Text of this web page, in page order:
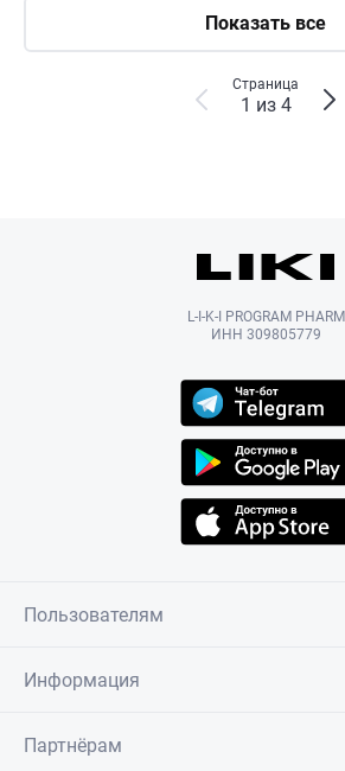
Показать все
Страница
1 из 4
L-I-K-I PROGRAM PHARM
ИНН 309805779
Пользователям
Информация
Партнёрам